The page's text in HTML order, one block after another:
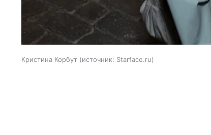
Кристина Корбут источник: Starface.ru